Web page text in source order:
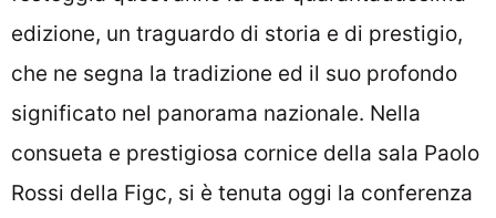
edizione, un traguardo di storia e di prestigio,
che ne segna la tradizione ed il suo profondo
significato nel panorama nazionale. Nella
consueta e prestigiosa cornice della sala Paolo
Rossi della Figc, si è tenuta oggi la conferenza